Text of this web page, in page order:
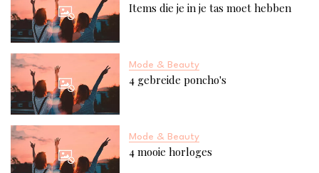
Items die je in je tas moet hebben
Mode & Beauty
4 gebreide poncho's
Mode & Beauty
4 mooie horloges